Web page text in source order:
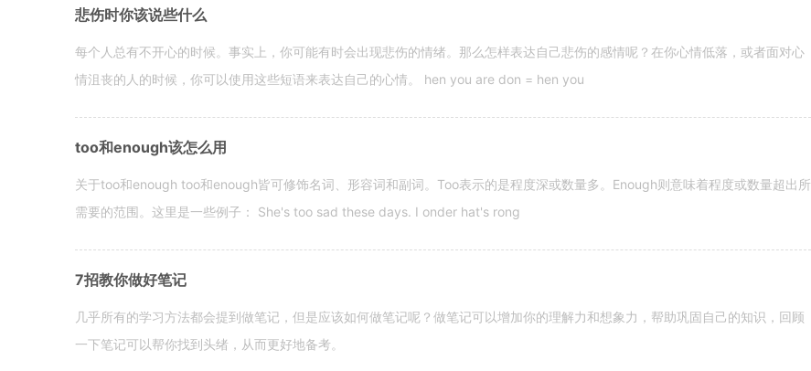
悲伤时你该说些什么
每个人总有不开心的时候。事实上，你可能有时会出现悲伤的情绪。那么怎样表达自己悲伤的感情呢？在你心情低落，或者面对心
情沮丧的人的时候，你可以使用这些短语来表达自己的心情。 hen you are don = hen you
too和enough该怎么用
关于too和enough too和enough皆可修饰名词、形容词和副词。Too表示的是程度深或数量多。Enough则意味着程度或数量超出所
需要的范围。这里是一些例子： She's too sad these days. I onder hat's rong
7招教你做好笔记
几乎所有的学习方法都会提到做笔记，但是应该如何做笔记呢？做笔记可以增加你的理解力和想象力，帮助巩固自己的知识，回顾
一下笔记可以帮你找到头绪，从而更好地备考。